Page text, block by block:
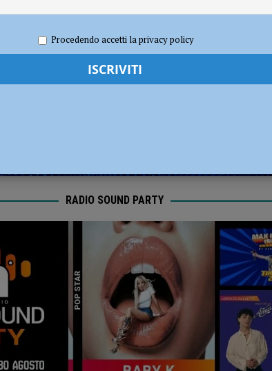
subito la situazione nella provincia di Piacenza”
MC Eventi a Piacenza
RADIO SOUND PARTY
Procedendo accetti la privacy policy